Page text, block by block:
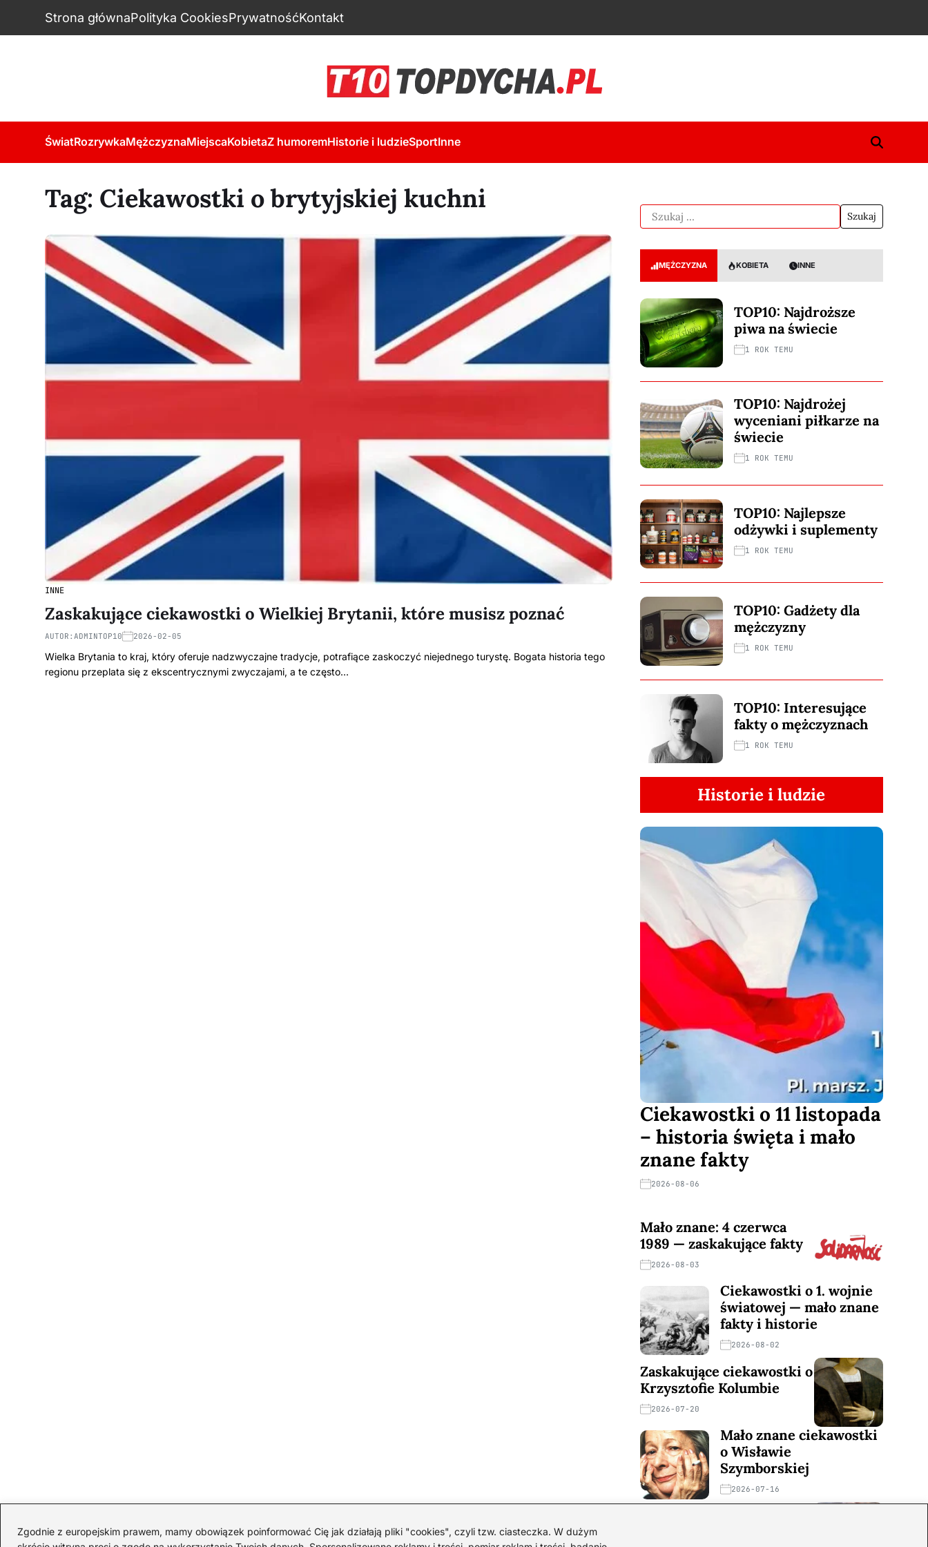
Zgodnie z europejskim prawem, mamy obowiązek poinformować Cię jak działają pliki "cookies", czyli tzw. ciasteczka. W dużym
Strona głównaPolityka CookiesPrywatnośćKontakt
ŚwiatRozrywkaMężczyznaMiejscaKobietaZ humoremHistorie i ludzieSportInne
Tag: Ciekawostki o brytyjskiej kuchni
INNE
Zaskakujące ciekawostki o Wielkiej Brytanii, które musisz poznać
AUTOR: ADMINTOP10 2026-02-05
Wielka Brytania to kraj, który oferuje nadzwyczajne tradycje, potrafiące zaskoczyć niejednego turystę. Bogata historia tego
regionu przeplata się z ekscentrycznymi zwyczajami, a te często…
MĘŻCZYZNA KOBIETA INNE
TOP10: Najdroższe
piwa na świecie
1 ROK TEMU
TOP10: Najdrożej
wyceniani piłkarze na
świecie
1 ROK TEMU
TOP10: Najlepsze
odżywki i suplementy
1 ROK TEMU
TOP10: Gadżety dla
mężczyzny
1 ROK TEMU
TOP10: Interesujące
fakty o mężczyznach
1 ROK TEMU
Historie i ludzie
Ciekawostki o 11 listopada
– historia święta i mało
znane fakty
2026-08-06
Mało znane: 4 czerwca
1989 — zaskakujące fakty
2026-08-03
Ciekawostki o 1. wojnie
światowej — mało znane
fakty i historie
2026-08-02
Zaskakujące ciekawostki o
Krzysztofie Kolumbie
2026-07-20
Mało znane ciekawostki
o Wisławie
Szymborskiej
2026-07-16